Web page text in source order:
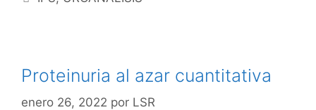
Proteinuria al azar cuantitativa
enero 26, 2022 por LSR